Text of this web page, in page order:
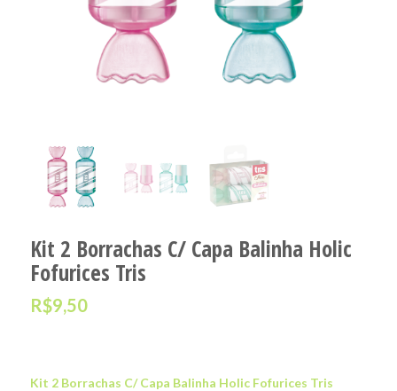
Kit 2 Borrachas C/ Capa Balinha Holic
Fofurices Tris
R$9,50
Kit 2 Borrachas C/ Capa Balinha Holic Fofurices Tris